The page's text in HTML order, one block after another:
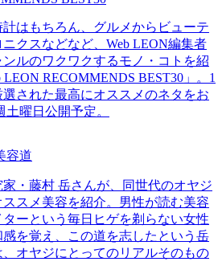
はもちろん、グルメからビューテ
クスなどなど、Web LEON編集者
ルのワクワクするモノ・コトを紹
RECOMMENDS BEST30」。1
された最高にオススメのネタをお
曜日公開予定。
容道
家・藤村 岳さんが、同世代のオヤジ
スメ美容を紹介。男性が読む美容
ーという毎日ヒゲを剃らない女性
を覚え、この道を志したという岳
オヤジにとってのリアルそのもの